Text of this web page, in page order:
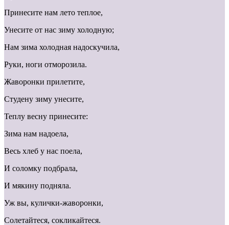
Принесите нам лето теплое,
Унесите от нас зиму холодную;
Нам зима холодная надоскучила,
Руки, ноги отморозила.
Жаворонки прилетите,
Студену зиму унесите,
Теплу весну принесите:
Зима нам надоела,
Весь хлеб у нас поела,
И соломку подбрала,
И мякину подняла.
Уж вы, кулички-жаворонки,
Солетайтеся, сокликайтеся.